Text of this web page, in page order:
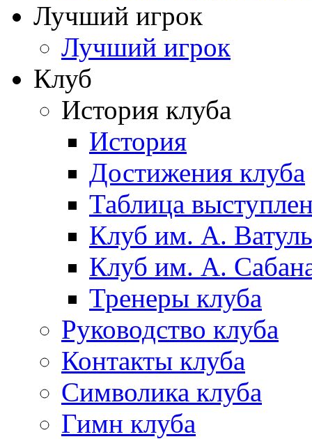
Лучший игрок
Лучший игрок
Клуб
История клуба
История
Достижения клуба
Таблица
Клуб им. А.
Клуб им. А.
Тренеры клуба
Руководство клуба
Контакты клуба
Символика клуба
Гимн клуба